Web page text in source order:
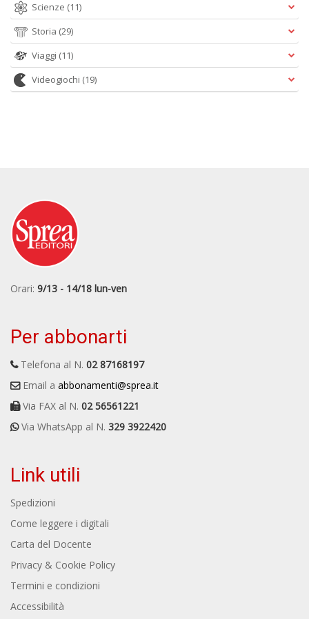
Scienze (11)
Storia (29)
Viaggi (11)
Videogiochi (19)
Orari: 9/13 - 14/18 lun-ven
Per abbonarti
Telefona al N. 02 87168197
Email a abbonamenti@sprea.it
Via FAX al N. 02 56561221
Via WhatsApp al N. 329 3922420
Link utili
Spedizioni
Come leggere i digitali
Carta del Docente
Privacy & Cookie Policy
Termini e condizioni
Accessibilità